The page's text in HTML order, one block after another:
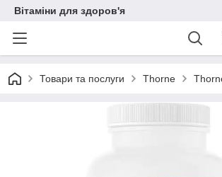
Вітаміни для здоров'я
Товари та послуги Thorne